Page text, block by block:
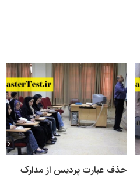
حذف عبارت پردیس از مدارک